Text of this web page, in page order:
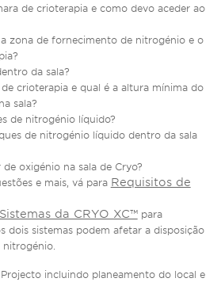
de crioterapia e como devo aceder ao
zona de fornecimento de nitrogénio e o
da sala?
crioterapia e qual é a altura mínima do
sala?
de nitrogénio líquido?
de nitrogénio líquido dentro da sala
oxigénio na sala de Cryo?
e mais, vá para Requisitos de
Sistemas da CRYO XC™para
dois sistemas podem afetar a disposição
incluindo planeamento do local e